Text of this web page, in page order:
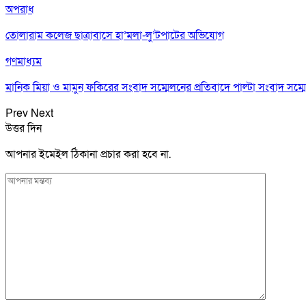
অপরাধ
তোলারাম কলেজ ছাত্রাবাসে হা’মলা-লু’টপাটের অভিযোগ
গণমাধ্যম
মানিক মিয়া ও মামুন ফকিরের সংবাদ সম্মেলনের প্রতিবাদে পাল্টা সংবাদ
Prev Next
উত্তর দিন
আপনার ইমেইল ঠিকানা প্রচার করা হবে না.